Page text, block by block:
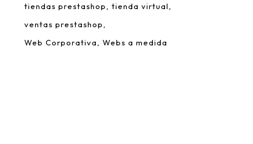
tiendas prestashop
tienda virtual
ventas prestashop
Web Corporativa
Webs a medida
da Vinci, 22.